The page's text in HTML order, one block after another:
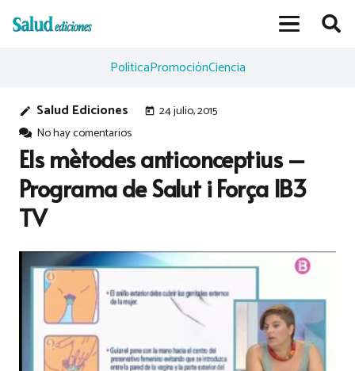
PolíticaPromociónCiencia
edit Salud Ediciones today 24 julio, 2015
No hay comentarios
Els mètodes anticonceptius –
Programa de Salut i Força IB3
TV